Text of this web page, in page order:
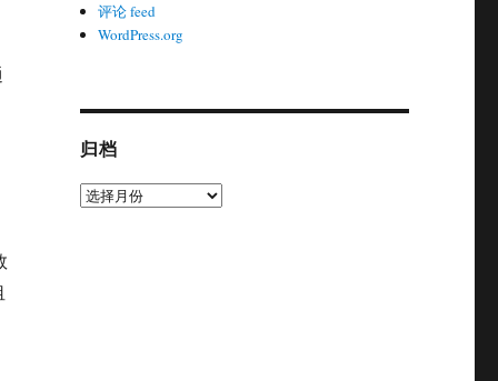
评论 feed
WordPress.org
归档
归